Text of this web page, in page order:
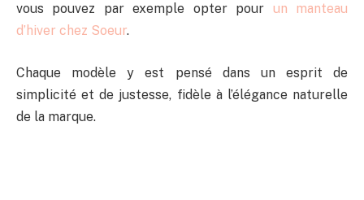
vous pouvez par exemple opter pour un manteau
d’hiver chez Soeur.
Chaque modèle y est pensé dans un esprit de
simplicité et de justesse, fidèle à l’élégance naturelle
de la marque.